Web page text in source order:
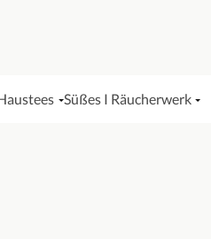
Süßes I Räucherwerk